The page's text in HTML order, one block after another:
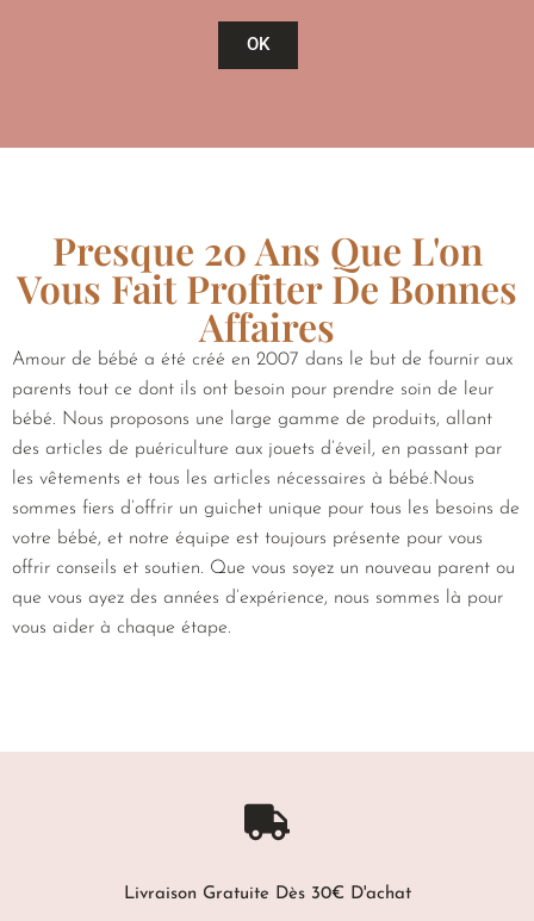
OK
Presque 20 Ans Que L'on
Vous Fait Profiter De Bonnes
Affaires
Amour de bébé a été créé en 2007 dans le but de fournir aux
parents tout ce dont ils ont besoin pour prendre soin de leur
bébé. Nous proposons une large gamme de produits, allant
des articles de puériculture aux jouets d’éveil, en passant par
les vêtements et tous les articles nécessaires à bébé.Nous
sommes fiers d’offrir un guichet unique pour tous les besoins de
votre bébé, et notre équipe est toujours présente pour vous
offrir conseils et soutien. Que vous soyez un nouveau parent ou
que vous ayez des années d’expérience, nous sommes là pour
vous aider à chaque étape.
Livraison Gratuite Dès 30€ D'achat